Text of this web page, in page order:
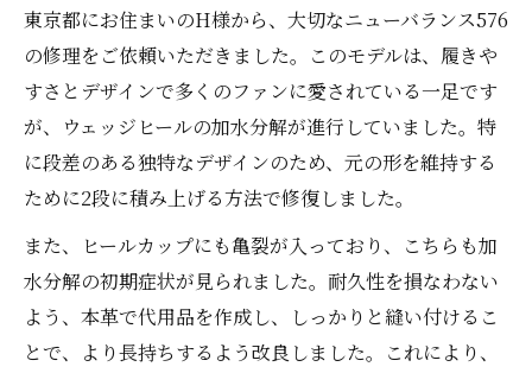
東京都にお住まいのH様から、大切なニューバランス576
の修理をご依頼いただきました。このモデルは、履きや
すさとデザインで多くのファンに愛されている一足です
が、ウェッジヒールの加水分解が進行していました。特
に段差のある独特なデザインのため、元の形を維持する
ために2段に積み上げる方法で修復しました。
また、ヒールカップにも亀裂が入っており、こちらも加
水分解の初期症状が見られました。耐久性を損なわない
よう、本革で代用品を作成し、しっかりと縫い付けるこ
とで、より長持ちするよう改良しました。これにより、